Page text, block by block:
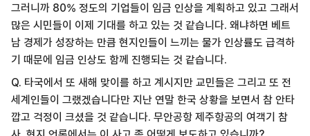
그러니까 80% 정도의 기업들이 임금 인상을 계획하고 있고 그래서
많은 시민들이 이제 기대를 하고 있는 것 같습니다. 왜냐하면 베트
남 경제가 성장하는 만큼 현지인들이 느끼는 물가 인상률도 급격하
기 때문에 임금 인상도 함께 진행되는 것 같습니다.
Q. 타국에서 또 새해 맞이를 하고 계시지만 교민들은 그리고 또 전
세계인들이 그랬겠습니다만 지난 연말 한국 상황을 보면서 참 안타
깝고 걱정이 크셨을 것 같습니다. 무안공항 제주항공의 여객기 참